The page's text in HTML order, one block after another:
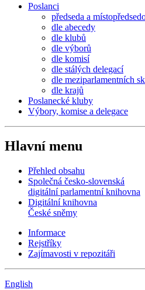
Poslanci
předseda a
dle abecedy
dle klubů
dle výborů
dle komisí
dle stálých delegací
dle meziparlamentních
dle krajů
Poslanecké kluby
Výbory, komise a delegace
Hlavní menu
Přehled obsahu
Společná česko-slovenská
digitální parlamentní knihovna
Digitální knihovna
České sněmy
Informace
Rejstříky
Zajímavosti v repozitáři
English